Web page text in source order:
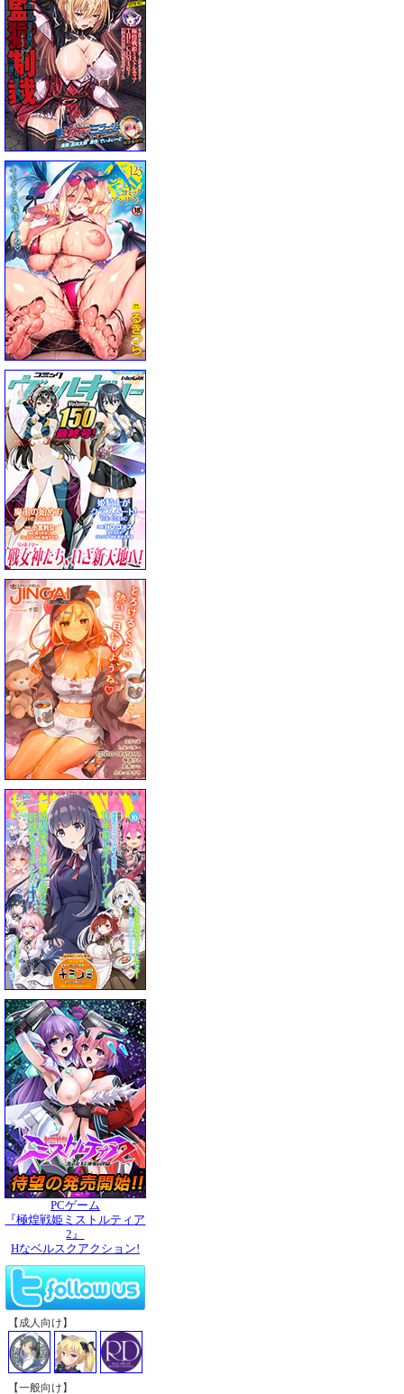
PCゲーム
『極煌戦姫ミストルティア
2』
Hなベルスクアクション!
【成人向け】
【一般向け】